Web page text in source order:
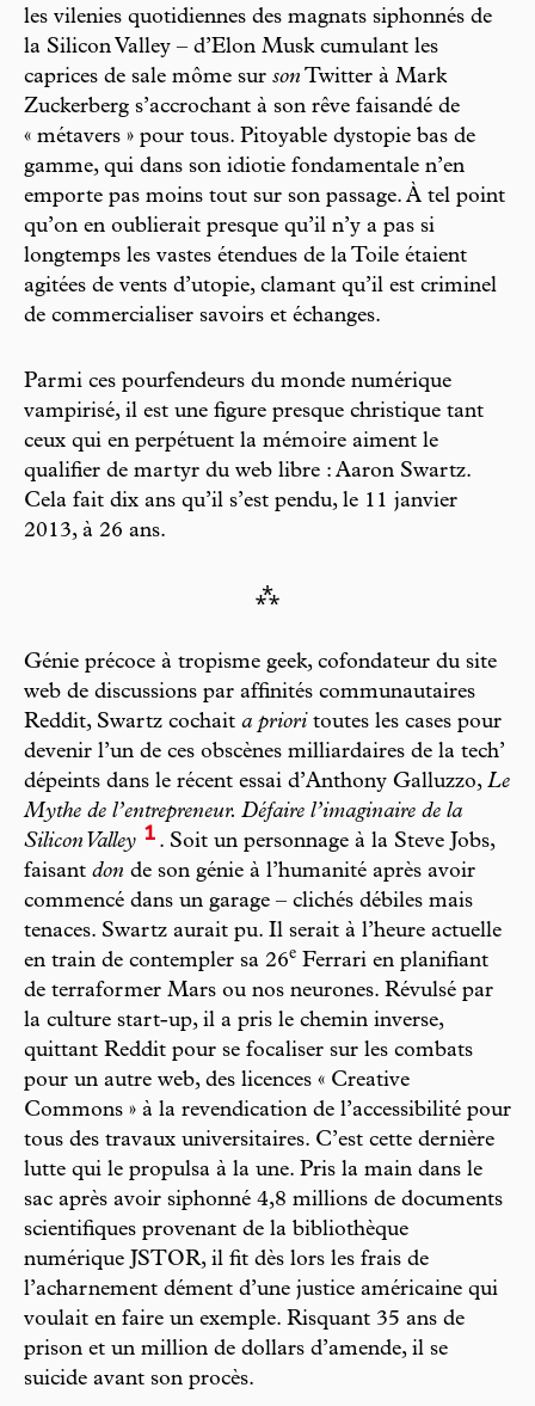
les vilenies quotidiennes des magnats siphonnés de
la Silicon Valley – d’Elon Musk cumulant les
caprices de sale môme sur son Twitter à Mark
Zuckerberg s’accrochant à son rêve faisandé de
« métavers » pour tous. Pitoyable dystopie bas de
gamme, qui dans son idiotie fondamentale n’en
emporte pas moins tout sur son passage. À tel point
qu’on en oublierait presque qu’il n’y a pas si
longtemps les vastes étendues de la Toile étaient
agitées de vents d’utopie, clamant qu’il est criminel
de commercialiser savoirs et échanges.
Parmi ces pourfendeurs du monde numérique
vampirisé, il est une figure presque christique tant
ceux qui en perpétuent la mémoire aiment le
qualifier de martyr du web libre : Aaron Swartz.
Cela fait dix ans qu’il s’est pendu, le 11 janvier
2013, à 26 ans.
⁂
Génie précoce à tropisme geek, cofondateur du site
web de discussions par affinités communautaires
Reddit, Swartz cochait a priori toutes les cases pour
devenir l’un de ces obscènes milliardaires de la tech’
dépeints dans le récent essai d’Anthony Galluzzo, Le
Mythe de l’entrepreneur. Défaire l’imaginaire de la
Silicon Valley 1 . Soit un personnage à la Steve Jobs,
faisant don de son génie à l’humanité après avoir
commencé dans un garage – clichés débiles mais
tenaces. Swartz aurait pu. Il serait à l’heure actuelle
en train de contempler sa 26e Ferrari en planifiant
de terraformer Mars ou nos neurones. Révulsé par
la culture start-up, il a pris le chemin inverse,
quittant Reddit pour se focaliser sur les combats
pour un autre web, des licences « Creative
Commons » à la revendication de l’accessibilité pour
tous des travaux universitaires. C’est cette dernière
lutte qui le propulsa à la une. Pris la main dans le
sac après avoir siphonné 4,8 millions de documents
scientifiques provenant de la bibliothèque
numérique JSTOR, il fit dès lors les frais de
l’acharnement dément d’une justice américaine qui
voulait en faire un exemple. Risquant 35 ans de
prison et un million de dollars d’amende, il se
suicide avant son procès.